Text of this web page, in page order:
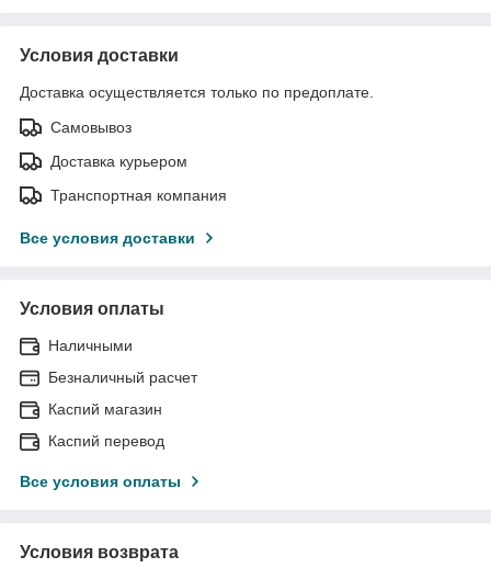
Условия доставки
Доставка осуществляется только по предоплате.
Самовывоз
Доставка курьером
Транспортная компания
Все условия доставки
Условия оплаты
Наличными
Безналичный расчет
Каспий магазин
Каспий перевод
Все условия оплаты
Условия возврата